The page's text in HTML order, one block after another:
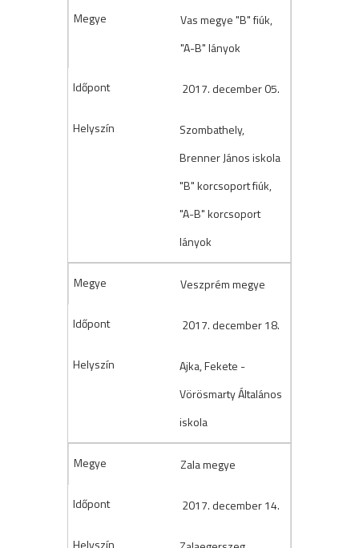
Vas megye "B" fiúk,
"A-B" lányok
2017. december 05.
Szombathely,
Brenner János iskola
"B" korcsoport fiúk,
"A-B" korcsoport
lányok
Veszprém megye
2017. december 18.
Ajka, Fekete -
Vörösmarty Általános
iskola
Zala megye
2017. december 14.